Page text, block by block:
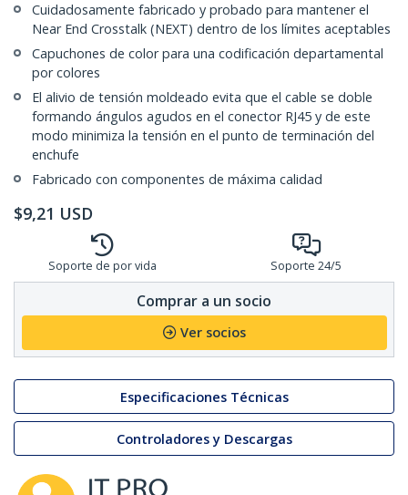
Cuidadosamente fabricado y probado para mantener el
Near End Crosstalk (NEXT) dentro de los límites aceptables
Capuchones de color para una codificación departamental
por colores
El alivio de tensión moldeado evita que el cable se doble
formando ángulos agudos en el conector RJ45 y de este
modo minimiza la tensión en el punto de terminación del
enchufe
Fabricado con componentes de máxima calidad
$9,21 USD
Soporte de por vida Soporte 24/5
Comprar a un socio
Ver socios
Especificaciones Técnicas
Controladores y Descargas